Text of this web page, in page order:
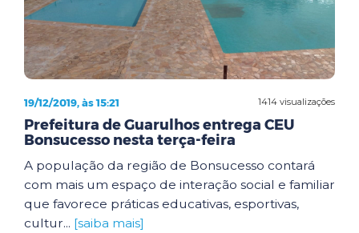
1414 visualizações
19/12/2019, às 15:21
Prefeitura de Guarulhos entrega CEU
Bonsucesso nesta terça-feira
A população da região de Bonsucesso contará
com mais um espaço de interação social e familiar
que favorece práticas educativas, esportivas,
cultur... [saiba mais]